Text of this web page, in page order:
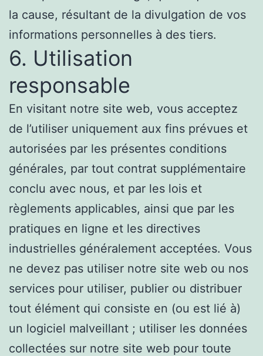
la cause, résultant de la divulgation de vos
informations personnelles à des tiers.
6. Utilisation
responsable
En visitant notre site web, vous acceptez
de l’utiliser uniquement aux fins prévues et
autorisées par les présentes conditions
générales, par tout contrat supplémentaire
conclu avec nous, et par les lois et
règlements applicables, ainsi que par les
pratiques en ligne et les directives
industrielles généralement acceptées. Vous
ne devez pas utiliser notre site web ou nos
services pour utiliser, publier ou distribuer
tout élément qui consiste en (ou est lié à)
un logiciel malveillant ; utiliser les données
collectées sur notre site web pour toute